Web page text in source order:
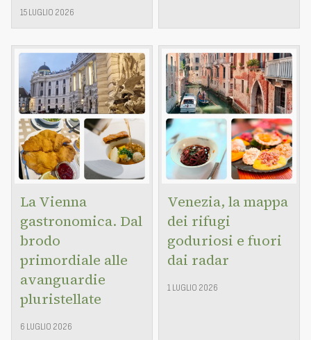
15 LUGLIO 2026
La Vienna
gastronomica. Dal
brodo
primordiale alle
avanguardie
pluristellate
6 LUGLIO 2026
Venezia, la mappa
dei rifugi
goduriosi e fuori
dai radar
1 LUGLIO 2026